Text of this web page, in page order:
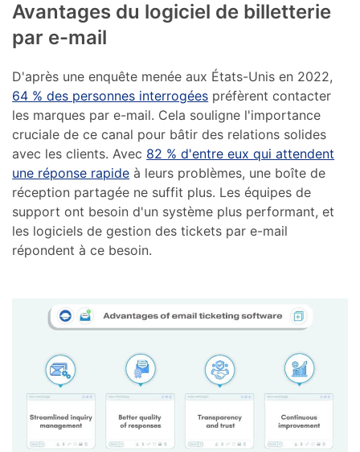
Avantages du logiciel de billetterie
par e-mail
D'après une enquête menée aux États-Unis en 2022,
64 % des personnes interrogées préfèrent contacter
les marques par e-mail. Cela souligne l'importance
cruciale de ce canal pour bâtir des relations solides
avec les clients. Avec 82 % d'entre eux qui attendent
une réponse rapide à leurs problèmes, une boîte de
réception partagée ne suffit plus. Les équipes de
support ont besoin d'un système plus performant, et
les logiciels de gestion des tickets par e-mail
répondent à ce besoin.